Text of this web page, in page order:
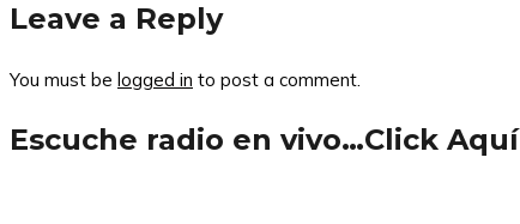
Leave a Reply
You must be logged in to post a comment.
Escuche radio en vivo…Click Aquí